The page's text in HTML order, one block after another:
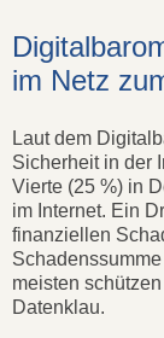
im Netz
Laut dem
Sicherheit in der
Vierte (25 %) in
im Internet. Ein
finanziellen
meisten
Datenklau.